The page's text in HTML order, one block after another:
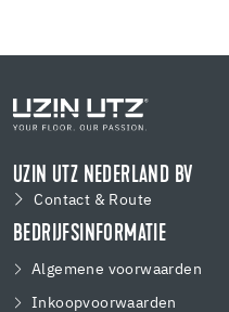
UZIN UTZ NEDERLAND BV
Contact & Route
BEDRIJFSINFORMATIE
Algemene voorwaarden
Inkoopvoorwaarden